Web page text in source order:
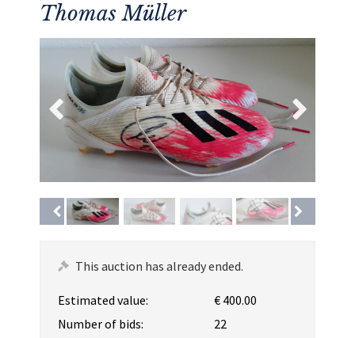
Thomas Müller
This auction has already ended.
Estimated value:
€ 400.00
Number of bids:
22